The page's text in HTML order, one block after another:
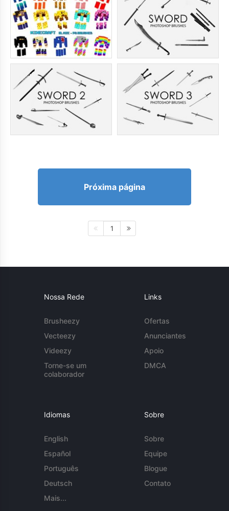
Próxima página
1
Nossa Rede
Brusheezy
Vecteezy
Videezy
Torne-se um
colaborador
Links
Ofertas
Anunciantes
Apoio
DMCA
Idiomas
English
Español
Português
Deutsch
Mais...
Sobre
Sobre
Equipe
Blogue
Contato